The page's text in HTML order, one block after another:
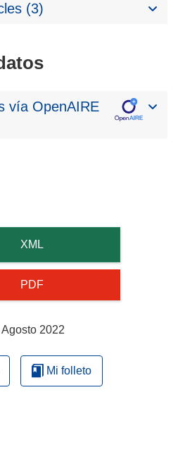
(3)
vía OpenAIRE
XML
PDF
Agosto 2022
Mi folleto